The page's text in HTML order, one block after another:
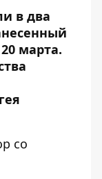
в два
марта.
со